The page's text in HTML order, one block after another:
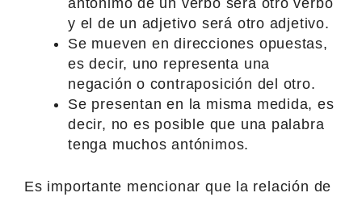
y el de un adjetivo será otro adjetivo.
Se mueven en direcciones opuestas,
es decir, uno representa una
negación o contraposición del otro.
Se presentan en la misma medida, es
decir, no es posible que una palabra
tenga muchos antónimos.
Es importante mencionar que la relación de